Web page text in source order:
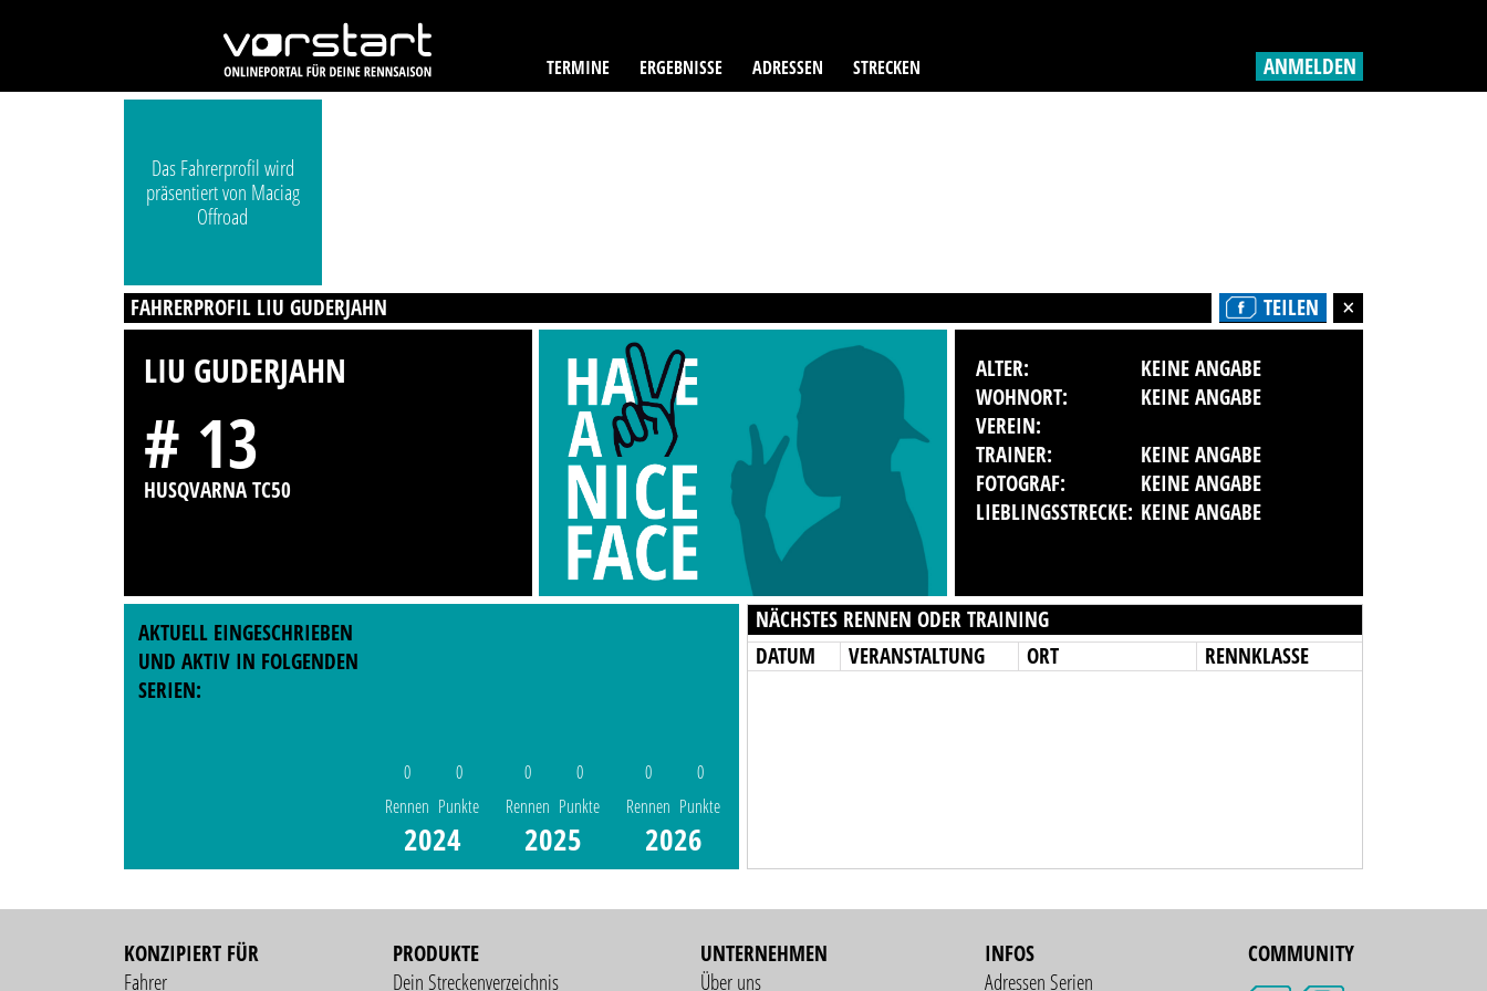
TERMINE ERGEBNISSE ADRESSEN STRECKEN ANMELDEN
Das Fahrerprofil wird
präsentiert von Maciag
Offroad
FAHRERPROFIL LIU GUDERJAHN TEILEN
LIU GUDERJAHN
# 13
HUSQVARNA TC50
ALTER:
KEINE ANGABE
WOHNORT:
KEINE ANGABE
VEREIN:
TRAINER:
KEINE ANGABE
FOTOGRAF:
KEINE ANGABE
LIEBLINGSSTRECKE: KEINE ANGABE
AKTUELL EINGESCHRIEBEN
UND AKTIV IN FOLGENDEN
SERIEN:
0
Rennen
0
Punkte
2024
0
Rennen
0
Punkte
2025
0
Rennen
0
Punkte
2026
NÄCHSTES RENNEN ODER TRAINING
DATUM
VERANSTALTUNG ORT RENNKLASSE
KONZIPIERT FÜR
Fahrer
PRODUKTE
Dein Streckenverzeichnis
UNTERNEHMEN
Über uns
INFOS
Adressen Serien
COMMUNITY